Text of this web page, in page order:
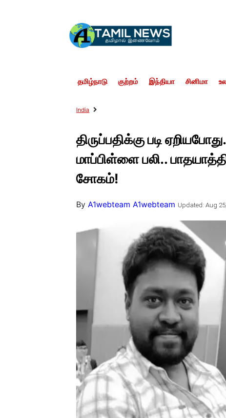
தமிழ்நாடு குற்றம் இந்தியா சினிமா
India
திருப்பதிக்கு படி
மாப்பிள்ளை பலி..
சோகம்!
ByA1webteam A1webteam Updated: Aug